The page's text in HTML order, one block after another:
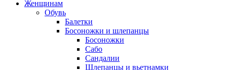
Женщинам
Обувь
Балетки
Босоножки и шлепанцы
Босоножки
Сабо
Сандалии
Шлепанцы и вьетнамки